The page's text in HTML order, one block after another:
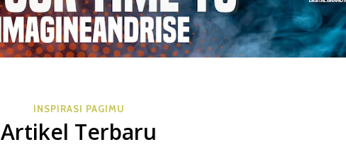
INSPIRASI PAGIMU
Artikel Terbaru